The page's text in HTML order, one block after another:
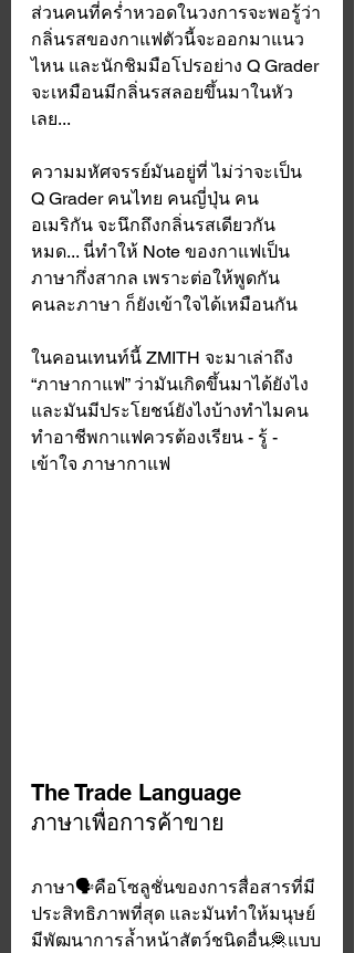
ส่วนคนที่คร่ำหวอดในวงการจะพอรู้ว่า
กลิ่นรสของกาแฟตัวนี้จะออกมาแนว
ไหน และนักชิมมือโปรอย่าง Q Grader
จะเหมือนมีกลิ่นรสลอยขึ้นมาในหัว
เลย...
ความมหัศจรรย์มันอยู่ที่ ไม่ว่าจะเป็น
Q Grader คนไทย คนญี่ปุ่น คน
อเมริกัน จะนึกถึงกลิ่นรสเดียวกัน
หมด... นี่ทำให้ Note ของกาแฟเป็น
ภาษากึ่งสากล เพราะต่อให้พูดกัน
คนละภาษา ก็ยังเข้าใจได้เหมือนกัน
ในคอนเทนท์นี้ ZMITH จะมาเล่าถึง
“ภาษากาแฟ” ว่ามันเกิดขึ้นมาได้ยังไง
และมันมีประโยชน์ยังไงบ้างทำไมคน
ทำอาชีพกาแฟควรต้องเรียน - รู้ -
เข้าใจ ภาษากาแฟ
The Trade Language
ภาษาเพื่อการค้าขาย
ภาษา🗣คือโซลูชั่นของการสื่อสารที่มี
ประสิทธิภาพที่สุด และมันทำให้มนุษย์
มีพัฒนาการล้ำหน้าสัตว์ชนิดอื่น🦧แบบ